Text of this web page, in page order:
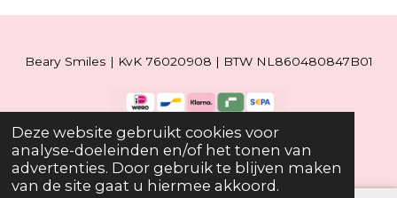
Deze website gebruikt cookies voor
analyse-doeleinden en/of het tonen van
advertenties. Door gebruik te blijven maken
van de site gaat u hiermee akkoord.
Beary Smiles | KvK 76020908 | BTW NL860480847B01
© 2019 - 2026 Beary Smiles